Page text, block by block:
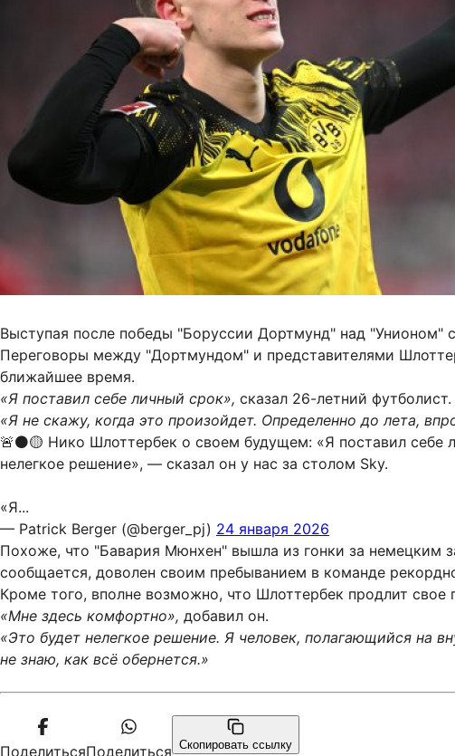
Выступая после победы "Боруссии Дортмунд" над
Переговоры между "Дортмундом" и представителями
ближайшее время.
«Я поставил себе личный срок», сказал 26-летний футболист.
«Я не скажу, когда это произойдет. Определенно до лета,
🚨⚫️🟡 Нико Шлоттербек о своем будущем: «Я поставил
нелегкое решение», — сказал он у нас за столом Sky.
«Я...
— Patrick Berger (@berger_pj) 24 января 2026
Похоже, что "Бавария Мюнхен" вышла из гонки за немецким
сообщается, доволен своим пребыванием в команде
Кроме того, вполне возможно, что Шлоттербек продлит
«Мне здесь комфортно», добавил он.
«Это будет нелегкое решение. Я человек, полагающийся на
не знаю, как всё обернется.»
ПоделитьсяПоделиться Скопировать ссылку